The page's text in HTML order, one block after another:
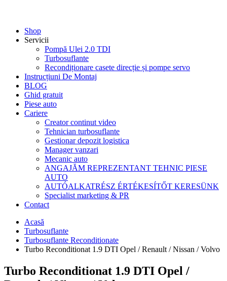
Shop
Servicii
Pompă Ulei 2.0 TDI
Turbosuflante
Recondiționare casete direcție și pompe servo
Instrucțiuni De Montaj
BLOG
Ghid gratuit
Piese auto
Cariere
Creator continut video
Tehnician turbosuflante
Gestionar depozit logistica
Manager vanzari
Mecanic auto
ANGAJĂM REPREZENTANT TEHNIC PIESE
AUTO
AUTÓALKATRÉSZ ÉRTÉKESÍTŐT KERESÜNK
Specialist marketing & PR
Contact
Acasă
Turbosuflante
Turbosuflante Reconditionate
Turbo Reconditionat 1.9 DTI Opel / Renault / Nissan / Volvo
Turbo Reconditionat 1.9 DTI Opel /